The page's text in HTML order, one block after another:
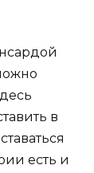
в
есть и